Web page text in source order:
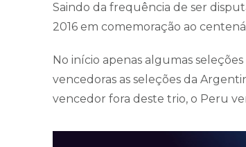
Saindo da frequência de ser
2016 em comemoração ao
No início apenas algumas
vencedoras as seleções da
vencedor fora deste trio, o Peru